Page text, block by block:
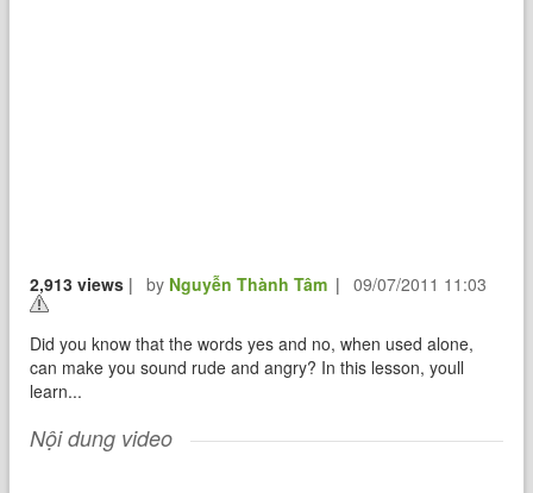
2,913 views | by Nguyễn Thành Tâm | 09/07/2011 11:03
Did you know that the words yes and no, when used alone,
can make you sound rude and angry? In this lesson, youll
learn...
Nội dung video